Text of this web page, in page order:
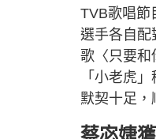
TVB歌唱節
選手各自配
歌〈只要和
「小老虎
默契十足，